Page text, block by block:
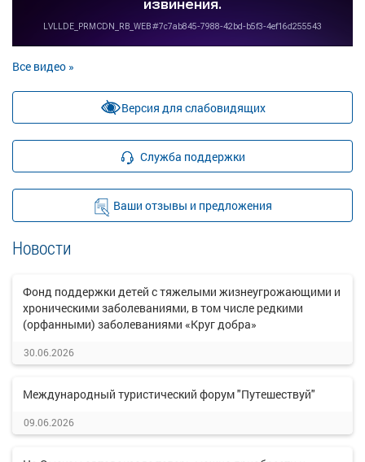
Все видео »
Версия для слабовидящих
Служба поддержки
Ваши отзывы и предложения
Новости
Фонд поддержки детей с тяжелыми жизнеугрожающими и
хроническими заболеваниями, в том числе редкими
(орфанными) заболеваниями «Круг добра»
30.06.2026
Международный туристический форум "Путешествуй"
09.06.2026